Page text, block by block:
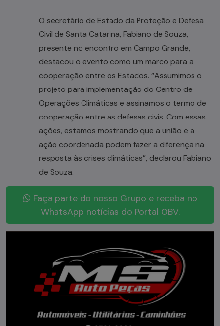
O secretário de Estado da Proteção e Defesa
Civil de Santa Catarina, Fabiano de Souza,
presente no encontro em Campo Grande,
destacou o evento como um marco para a
cooperação entre os Estados. “Assumimos o
projeto para implementação do Centro de
Operações Climáticas e assinamos o termo de
cooperação entre as defesas civis. Com essas
ações, estamos mostrando que a união e a
ação coordenada podem fazer a diferença na
resposta às crises climáticas”, declarou Fabiano
de Souza.
Faça parte do nosso Grupo e receba no
WhatsApp notícias do Portal OBV.